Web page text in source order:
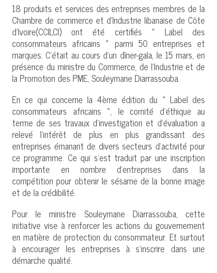
18 produits et services des entreprises membres de la
Chambre de commerce et d’Industrie libanaise de Côte
d’Ivoire(CCILCI) ont été certifiés « Label des
consommateurs africains » parmi 50 entreprises et
marques. C’était au cours d’un dîner-gala, le 15 mars, en
présence du ministre du Commerce, de l’Industrie et de
la Promotion des PME, Souleymane Diarrassouba.
En ce qui concerne la 4ème édition du « Label des
consommateurs africains », le comité d’éthique au
terme de ses travaux d’investigation et d’évaluation a
relevé l’intérêt de plus en plus grandissant des
entreprises émanant de divers secteurs d’activité pour
ce programme. Ce qui s’est traduit par une inscription
importante en nombre d’entreprises dans la
compétition pour obtenir le sésame de la bonne image
et de la crédibilité.
Pour le ministre Souleymane Diarrassouba, cette
initiative vise à renforcer les actions du gouvernement
en matière de protection du consommateur. Et surtout
à encourager les entreprises à s’inscrire dans une
démarche qualité.